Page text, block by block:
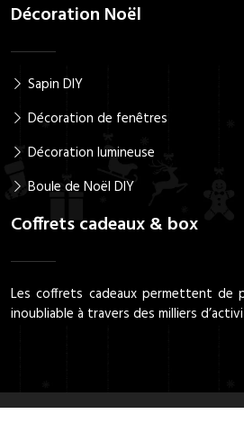
Décoration Noël
Sapin DIY
Décoration de fenêtres
Décoration lumineuse
Boule de Noël DIY
Coffrets cadeaux & box
Les coffrets cadeaux permettent de
inoubliable à travers des milliers